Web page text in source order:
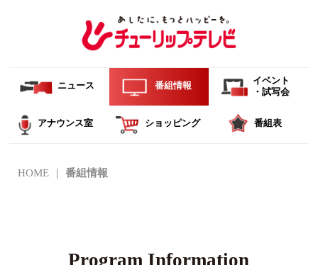
ニュース 番組情報
イベント
・試写会
アナウンス室 ショッピング 番組表
HOME 番組情報
Program Information